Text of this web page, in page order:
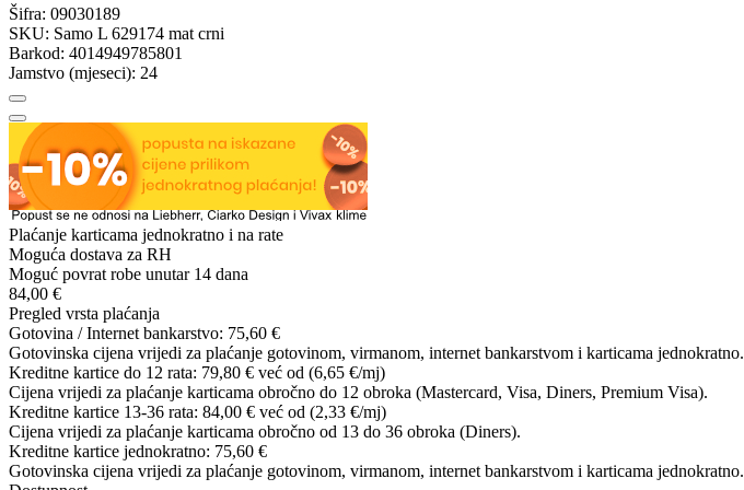
Šifra: 09030189
SKU: Samo L 629174 mat crni
Barkod: 4014949785801
Jamstvo (mjeseci): 24
Plaćanje karticama jednokratno i na rate
Moguća dostava za RH
Moguć povrat robe unutar 14 dana
84,00 €
Pregled vrsta plaćanja
Gotovina / Internet bankarstvo: 75,60 €
Gotovinska cijena vrijedi za plaćanje gotovinom, virmanom, internet bankarstvom i karticama jednokratno.
Kreditne kartice do 12 rata: 79,80 € već od (6,65 €/mj)
Cijena vrijedi za plaćanje karticama obročno do 12 obroka (Mastercard, Visa, Diners, Premium Visa).
Kreditne kartice 13-36 rata: 84,00 € već od (2,33 €/mj)
Cijena vrijedi za plaćanje karticama obročno od 13 do 36 obroka (Diners).
Kreditne kartice jednokratno: 75,60 €
Gotovinska cijena vrijedi za plaćanje gotovinom, virmanom, internet bankarstvom i karticama jednokratno.